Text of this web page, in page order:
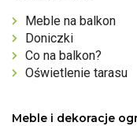
Meble na balkon
Doniczki
Co na balkon?
Oświetlenie tarasu
Meble i dekoracje